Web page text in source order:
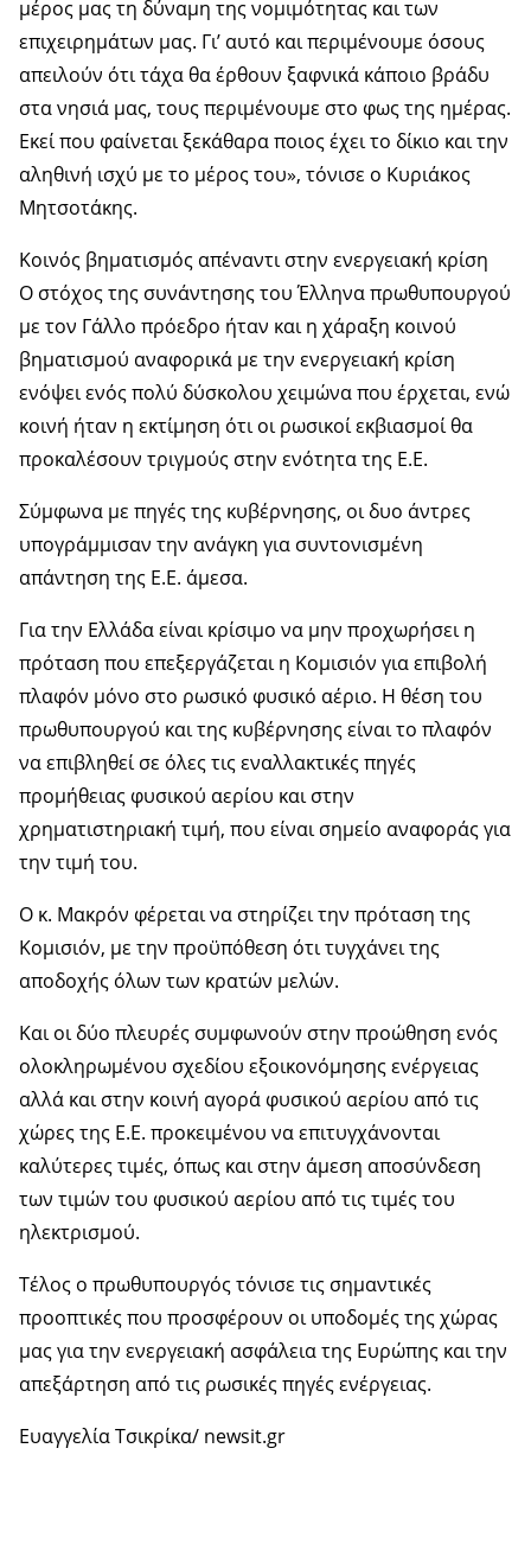
μέρος μας τη δύναμη της νομιμότητας και των
επιχειρημάτων μας. Γι’ αυτό και περιμένουμε όσους
απειλούν ότι τάχα θα έρθουν ξαφνικά κάποιο βράδυ
στα νησιά μας, τους περιμένουμε στο φως της ημέρας.
Εκεί που φαίνεται ξεκάθαρα ποιος έχει το δίκιο και την
αληθινή ισχύ με το μέρος του», τόνισε ο Κυριάκος
Μητσοτάκης.
Κοινός βηματισμός απέναντι στην ενεργειακή κρίση
Ο στόχος της συνάντησης του Έλληνα πρωθυπουργού
με τον Γάλλο πρόεδρο ήταν και η χάραξη κοινού
βηματισμού αναφορικά με την ενεργειακή κρίση
ενόψει ενός πολύ δύσκολου χειμώνα που έρχεται, ενώ
κοινή ήταν η εκτίμηση ότι οι ρωσικοί εκβιασμοί θα
προκαλέσουν τριγμούς στην ενότητα της Ε.Ε.
Σύμφωνα με πηγές της κυβέρνησης, οι δυο άντρες
υπογράμμισαν την ανάγκη για συντονισμένη
απάντηση της Ε.Ε. άμεσα.
Για την Ελλάδα είναι κρίσιμο να μην προχωρήσει η
πρόταση που επεξεργάζεται η Κομισιόν για επιβολή
πλαφόν μόνο στο ρωσικό φυσικό αέριο. Η θέση του
πρωθυπουργού και της κυβέρνησης είναι το πλαφόν
να επιβληθεί σε όλες τις εναλλακτικές πηγές
προμήθειας φυσικού αερίου και στην
χρηματιστηριακή τιμή, που είναι σημείο αναφοράς για
την τιμή του.
Ο κ. Μακρόν φέρεται να στηρίζει την πρόταση της
Κομισιόν, με την προϋπόθεση ότι τυγχάνει της
αποδοχής όλων των κρατών μελών.
Και οι δύο πλευρές συμφωνούν στην προώθηση ενός
ολοκληρωμένου σχεδίου εξοικονόμησης ενέργειας
αλλά και στην κοινή αγορά φυσικού αερίου από τις
χώρες της Ε.Ε. προκειμένου να επιτυγχάνονται
καλύτερες τιμές, όπως και στην άμεση αποσύνδεση
των τιμών του φυσικού αερίου από τις τιμές του
ηλεκτρισμού.
Τέλος ο πρωθυπουργός τόνισε τις σημαντικές
προοπτικές που προσφέρουν οι υποδομές της χώρας
μας για την ενεργειακή ασφάλεια της Ευρώπης και την
απεξάρτηση από τις ρωσικές πηγές ενέργειας.
Ευαγγελία Τσικρίκα/ newsit.gr